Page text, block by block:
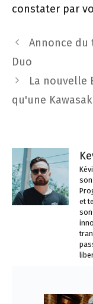
constater par
Navigation
des
Annonce du
Duo
La nouvelle
qu'une
et